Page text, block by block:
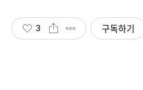
3 구독하기